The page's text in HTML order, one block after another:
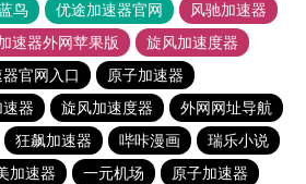
鸟 优途加速器官网
风驰加速器
速器外网苹果版
旋风加速度器
官网入口
原子加速器
器 旋风加速度器
外网网址导航
狂飙加速器 哔咔漫画
瑞乐小说
加速器 一元机场
原子加速器